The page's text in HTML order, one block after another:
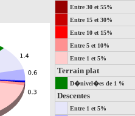
Entre 30 et 55%
Entre 15 et 30%
Entre 10 et 15%
Entre 5 et 10%
Entre 1 et 5%
Terrain plat
D�nivel�es de 1 %
Descentes
Entre 1 et 5%